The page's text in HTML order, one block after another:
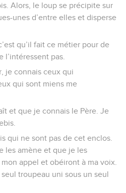
Alors, le loup se précipite sur
unes d’entre elles et disperse
qu’il fait ce métier pour de
l’intéressent pas.
je connais ceux qui
qui sont miens me
et que je connais le Père. Je
qui ne sont pas de cet enclos.
les amène et que je les
appel et obéiront à ma voix.
seul troupeau uni sous un seul